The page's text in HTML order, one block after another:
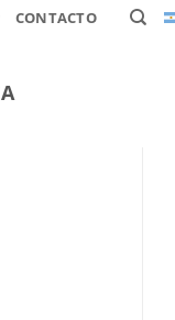
CONTACTO